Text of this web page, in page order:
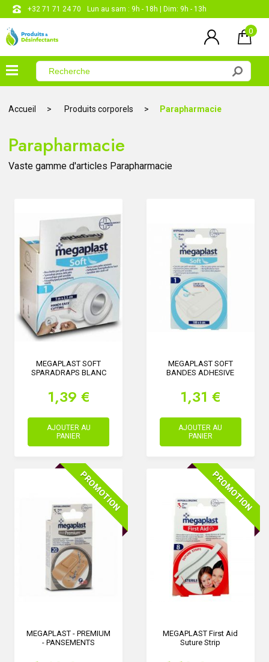
+32 71 71 24 70 Lun au sam : 9h - 18h | Dim: 9h - 13h
0
×
Produits
entretien
CONTACT
Accueil Produits corporels Parapharmacie
Parapharmacie
Vaste gamme d'articles Parapharmacie
MEGAPLAST SOFT
SPARADRAPS BLANC
1,39 €
AJOUTER AU
PANIER
MEGAPLAST SOFT
BANDES ADHESIVE
1,31 €
AJOUTER AU
PANIER
PROMOTION
MEGAPLAST - PREMIUM
- PANSEMENTS
PROMOTION
MEGAPLAST First Aid
Suture Strip